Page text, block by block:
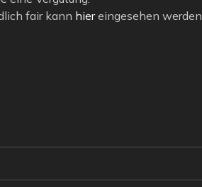
fair kann hiereingesehen werden.